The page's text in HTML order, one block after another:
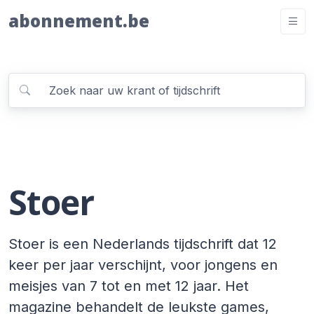
abonnement.be
Stoer
Stoer is een Nederlands tijdschrift dat 12
keer per jaar verschijnt, voor jongens en
meisjes van 7 tot en met 12 jaar. Het
magazine behandelt de leukste games,